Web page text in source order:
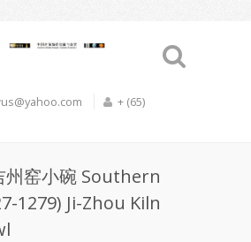
+ (65)
州窑小碗 Southern
1279) Ji-Zhou Kiln